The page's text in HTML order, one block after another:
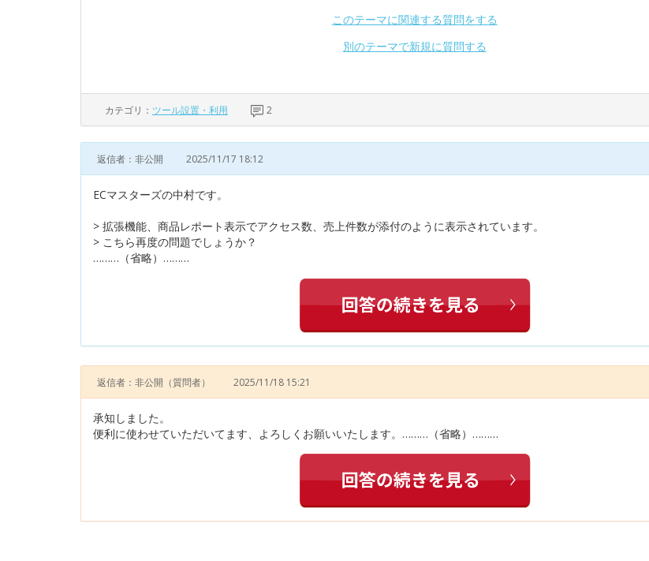
このテーマに関連する質問をする
別のテーマで新規に質問する
カテゴリ： ツール設置・利用 2
返信者：非公開 2025/11/17 18:12
ECマスターズの中村です。
> 拡張機能、商品レポート表示でアクセス数、売上件数が添付のように表示されています。
> こちら再度の問題でしょうか？
………（省略）………
返信者：非公開 （質問者） 2025/11/18 15:21
承知しました。
便利に使わせていただいてます、よろしくお願いいたします。………（省略）………